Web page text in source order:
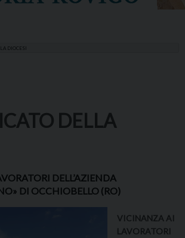
DIOCESI
DELLA
DELL’AZIENDA
DI OCCHIOBELLO (RO)
VICINANZA AI
LAVORATORI